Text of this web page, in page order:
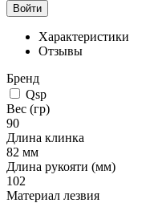
Войти
Характеристики
Отзывы
Бренд
Qsp
Вес (гр)
90
Длина клинка
82 мм
Длина рукояти (мм)
102
Материал лезвия